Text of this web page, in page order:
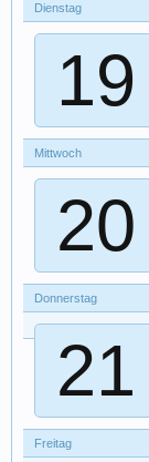
Dienstag
19
Mittwoch
20
Donnerstag
21
Freitag